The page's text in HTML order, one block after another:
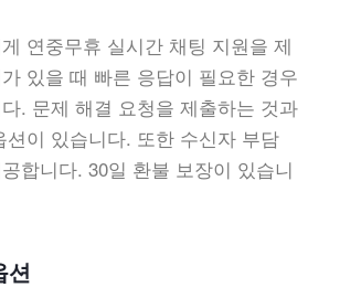
연중무휴 실시간 채팅 지원을 제
있을 때 빠른 응답이 필요한 경우
. 문제 해결 요청을 제출하는 것과
션이 있습니다. 또한 수신자 부담
합니다. 30일 환불 보장이 있습니
션